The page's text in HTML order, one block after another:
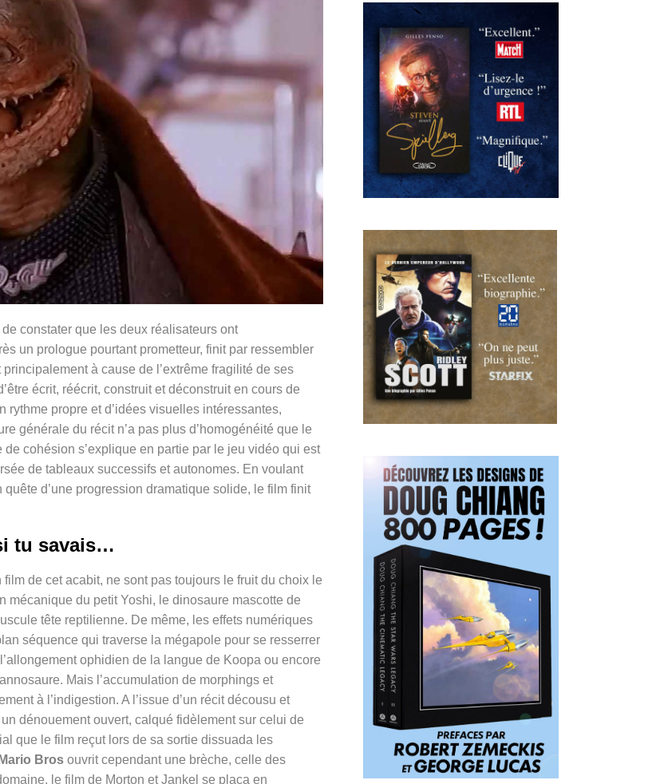
constater que les deux réalisateurs ont
un prologue pourtant prometteur, finit par ressembler
à cause de l’extrême fragilité de ses
écrit, réécrit, construit et déconstruit en cours de
propre et d’idées visuelles intéressantes,
générale du récit n’a pas plus d’homogénéité que le
cohésion s’explique en partie par le jeu vidéo qui est
de tableaux successifs et autonomes. En voulant
d’une progression dramatique solide, le film finit
tu savais…
de cet acabit, ne sont pas toujours le fruit du choix le
mécanique du petit Yoshi, le dinosaure mascotte de
tête reptilienne. De même, les effets numériques
séquence qui traverse la mégapole pour se resserrer
ophidien de la langue de Koopa ou encore
Mais l’accumulation de morphings et
à l’indigestion. A l’issue d’un récit décousu et
un dénouement ouvert, calqué fidèlement sur celui de
que le film reçut lors de sa sortie dissuada les
Bros ouvrit cependant une brèche, celle des
le film de Morton et Jankel se plaça en